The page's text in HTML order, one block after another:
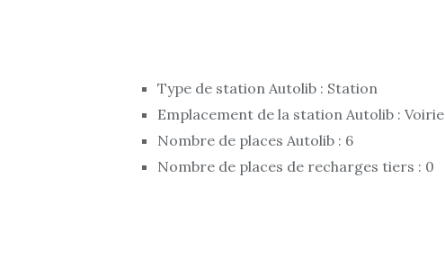
Type de station Autolib : Station
Emplacement de la station Autolib : Voirie
Nombre de places Autolib : 6
Nombre de places de recharges tiers : 0